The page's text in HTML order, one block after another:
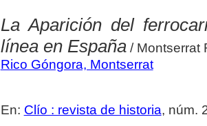
La Aparición del
línea en España/ Montserrat
Rico Góngora, Montserrat
En: Clío : revista de historia, núm.